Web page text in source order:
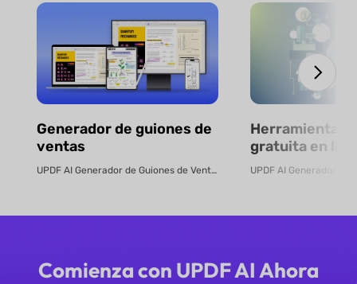
Generador de guiones de
ventas
UPDF AI Generador de Guiones de Venta UPDF AI convierte PDFs o descripcion...
Herramienta
gratuita en
elaborar
Comienza con UPDF AI Ahora